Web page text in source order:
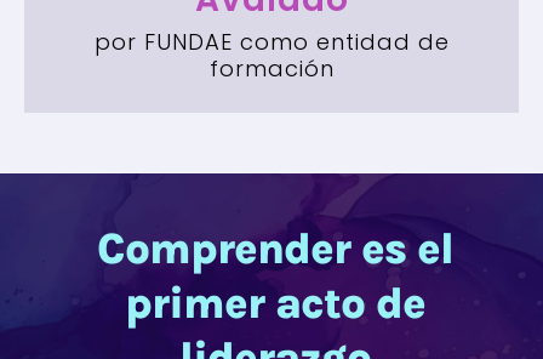
por FUNDAE como entidad de
formación
Comprender es el
primer acto de